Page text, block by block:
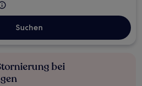
Suchen
bei